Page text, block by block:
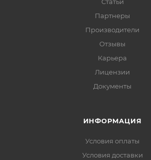
Партнеры
Производители
Отзывы
Карьера
Лицензии
Документы
ИНФОРМАЦИЯ
Условия оплаты
Условия доставки